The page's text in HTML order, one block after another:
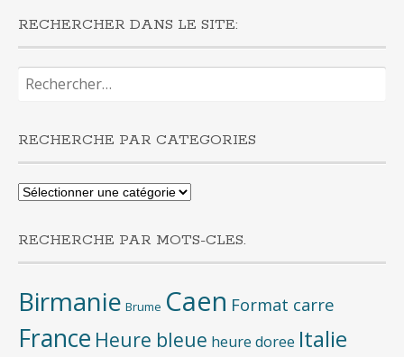
RECHERCHER DANS LE SITE:
RECHERCHE PAR CATEGORIES
Recherche
RECHERCHE PAR MOTS-CLES.
Birmanie Brume Caen Format carre
France Heure bleue heure doree Italie